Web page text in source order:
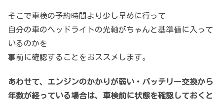
そこで車検の予約時間より少し早めに行って
自分の車のヘッドライトの光軸がちゃんと基準値に入って
いるのかを
事前に確認することをおススメします。
あわせて、エンジンのかかりが弱い・バッテリー交換から
年数が経っている場合は、車検前に状態を確認しておくと